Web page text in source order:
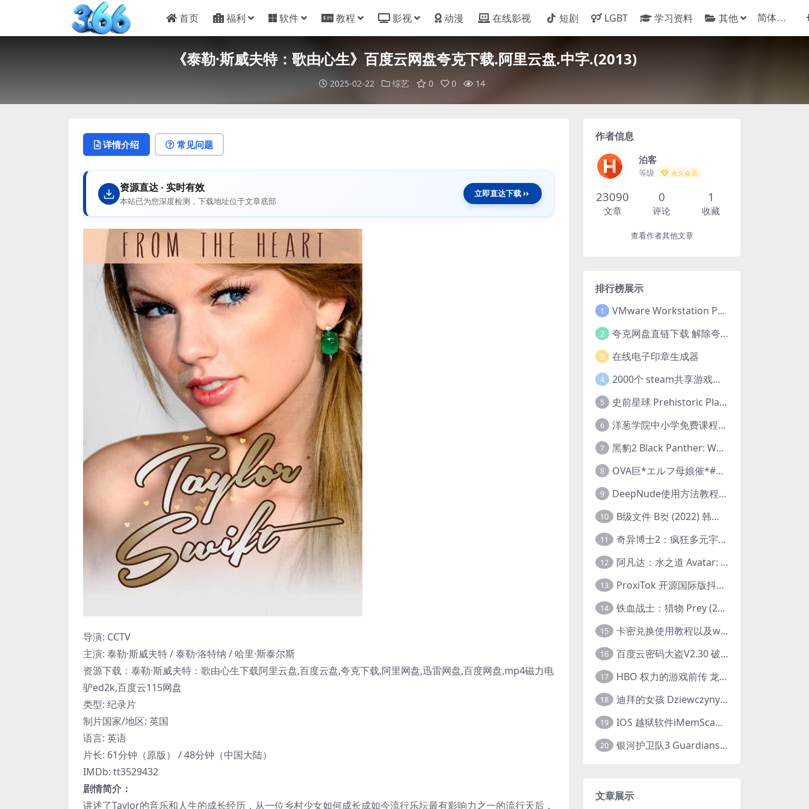
首页 福利 软件 教程 影视 动漫 在线影视 短剧 LGBT 学习资料 其他
《泰勒·斯威夫特：歌由心生》百度云网盘夸克下载.阿里云盘.中字.(2013)
2025-02-22 综艺 0 0 14
详情介绍 常见问题
资源直达 · 实时有效
本站已为您深度检测，下载地址位于文章底部
立即直达下载
导演: CCTV
主演: 泰勒·斯威夫特 / 泰勒·洛特纳 / 哈里·斯泰尔斯
资源下载：泰勒·斯威夫特：歌由心生下载阿里云盘,百度云盘,夸克下载,阿里网盘,迅雷网盘,百度网盘,mp4磁力电
驴ed2k,百度云115网盘
类型: 纪录片
制片国家/地区: 英国
语言: 英语
片长: 61分钟（原版） / 48分钟（中国大陆）
IMDb: tt3529432
剧情简介：
讲述了Taylor的音乐和人生的成长经历，从一位乡村少女如何成长成如今流行乐坛最有影响力之一的流行天后，
作者信息
泊客
等级 永久会员
23090
文章
0
评论
1
收藏
查看作者其他文章
排行榜展示
1 VMware Workstation Pro 16 永久激活密钥(序列号)
2 夸克网盘直链下载 解除夸克网盘下载限制 油猴脚本
3 在线电子印章生成器
4 2000个 steam共享游戏账号 离线steam账号分享
5 史前星球 Prehistoric Planet (2022) 中字 1080p 高清 阿里云盘 2022.5.27已更新全集
6 洋葱学院中小学免费课程集合 云盘下载
7 黑豹2 Black Panther: Wakanda Forever (2022) 高清版
8 OVA巨*エルフ母娘催*#1エルフの国を蹂*する男。汚された女王と姫
9 DeepNude使用方法教程FAQ
10 B级文件 B컷 (2022) 韩国大尺度剧情电影 1080P 中字
11 奇异博士2：疯狂多元宇宙 Doctor Strange in the Multiverse of Madness (2022) 高清版1080p
12 阿凡达：水之道 Avatar: The Way of Water (2022) 1080p 2k 4k 中文字幕
13 ProxiTok 开源国际版抖音TikTok网页版 国内网络直连
14 铁血战士：猎物 Prey (2022) 中英字幕 1080P
15 卡密兑换使用教程以及windows使用教程
16 百度云密码大盗V2.30 破解分享链接提取码
17 HBO 权力的游戏前传 龙之家族 House of the Dragon (2022) 中字 1080P 更新4集
18 迪拜的女孩 Dziewczyny z Dubaju (2021) 1080P 中字
19 IOS 越狱软件iMemScan version1.2.6 游戏内存修改器
20 银河护卫队3 Guardians of the Galaxy Vol. 3 (2023)4K高清资源1080p只分享精品
文章展示